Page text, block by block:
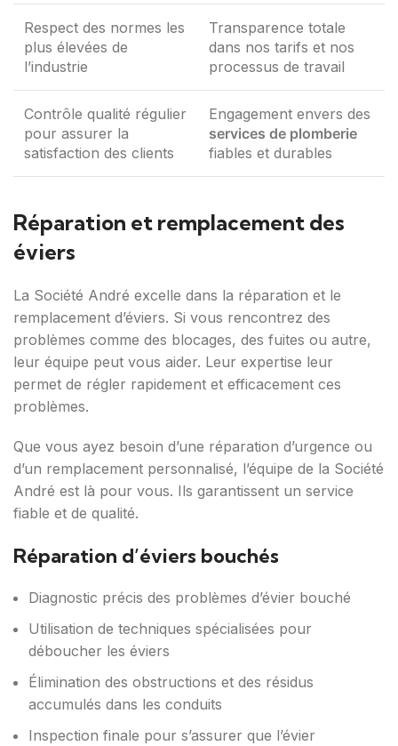
Respect des normes les
plus élevées de
l’industrie
Transparence totale
dans nos tarifs et nos
processus de travail
Contrôle qualité régulier
pour assurer la
satisfaction des clients
Engagement envers des
services de plomberie
fiables et durables
Réparation et remplacement des
éviers
La Société André excelle dans la réparation et le
remplacement d’éviers. Si vous rencontrez des
problèmes comme des blocages, des fuites ou autre,
leur équipe peut vous aider. Leur expertise leur
permet de régler rapidement et efficacement ces
problèmes.
Que vous ayez besoin d’une réparation d’urgence ou
d’un remplacement personnalisé, l’équipe de la Société
André est là pour vous. Ils garantissent un service
fiable et de qualité.
Réparation d’éviers bouchés
Diagnostic précis des problèmes d’évier bouché
Utilisation de techniques spécialisées pour
déboucher les éviers
Élimination des obstructions et des résidus
accumulés dans les conduits
Inspection finale pour s’assurer que l’évier